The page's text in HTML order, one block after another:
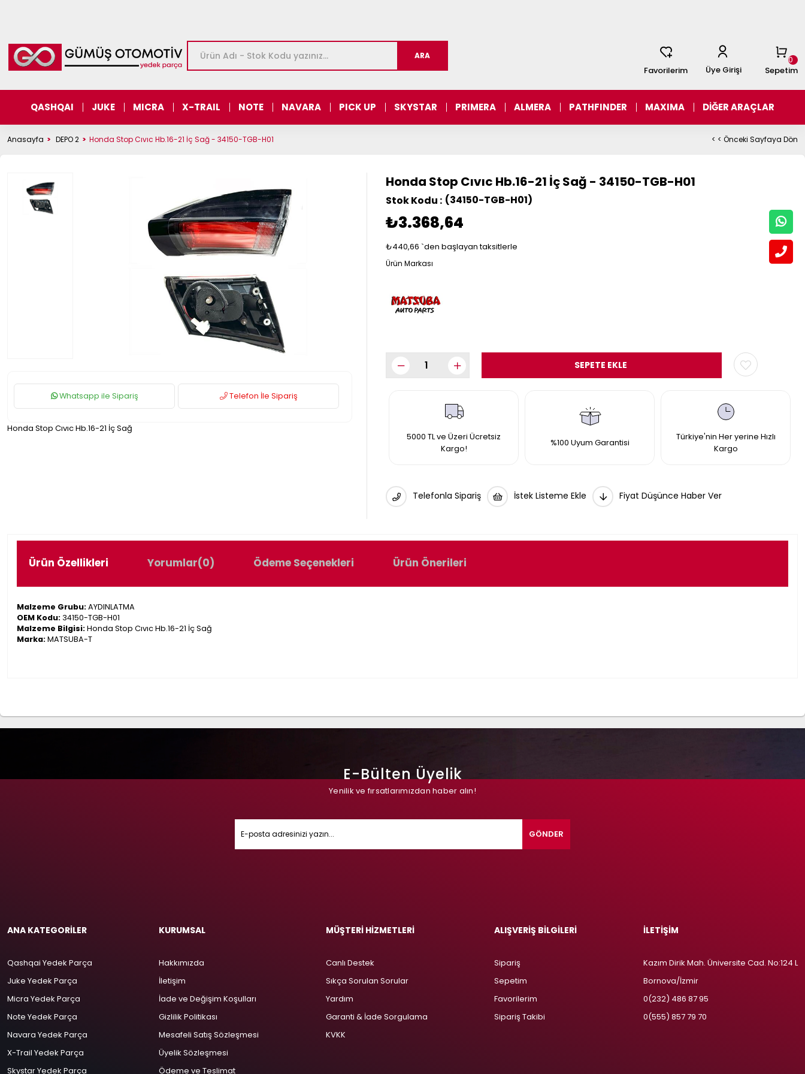
Sepetim
0
Favorilerim
Üye Girişi
QASHQAI JUKE MICRA X-TRAIL NOTE NAVARA PICK UP SKYSTAR PRIMERA ALMERA PATHFINDER MAXIMA DİĞER ARAÇLAR
Anasayfa DEPO 2 Honda Stop Cıvıc Hb.16-21 İç Sağ - 34150-TGB-H01 < < Önceki Sayfaya Dön
Whatsapp ile Sipariş Telefon İle Sipariş
Honda Stop Cıvıc Hb.16-21 İç Sağ
Honda Stop Cıvıc Hb.16-21 İç Sağ - 34150-TGB-H01
(34150-TGB-H01)
₺3.368,64
₺440,66 `den başlayan taksitlerle
5000 TL ve Üzeri Ücretsiz
Kargo!
%100 Uyum Garantisi
Türkiye'nin Her yerine Hızlı
Kargo
Telefonla Sipariş İstek Listeme Ekle Fiyat Düşünce Haber Ver
Ürün Özellikleri Yorumlar(0) Ödeme Seçenekleri Ürün Önerileri
Malzeme Grubu:AYDINLATMA
OEM Kodu: 34150-TGB-H01
Malzeme Bilgisi:Honda Stop Cıvıc Hb.16-21 İç Sağ
Marka:MATSUBA-T
E-Bülten Üyelik
Yenilik ve fırsatlarımızdan haber alın!
GÖNDER
ANA KATEGORİLER
Qashqai Yedek Parça
Juke Yedek Parça
Micra Yedek Parça
Note Yedek Parça
Navara Yedek Parça
X-Trail Yedek Parça
Skystar Yedek Parça
KURUMSAL
Hakkımızda
İletişim
İade ve Değişim Koşulları
Gizlilik Politikası
Mesafeli Satış Sözleşmesi
Üyelik Sözleşmesi
Ödeme ve Teslimat
MÜŞTERİ HİZMETLERİ
Canlı Destek
Sıkça Sorulan Sorular
Yardım
Garanti & İade Sorgulama
KVKK
ALIŞVERİŞ BİLGİLERİ
Sipariş
Sepetim
Favorilerim
Sipariş Takibi
İLETİŞİM
Kazım Dirik Mah. Üniversite Cad. No:124 L
Bornova/İzmir
0(232) 486 87 95
0(555) 857 79 70